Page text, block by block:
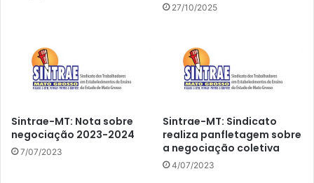
27/10/2025
Sintrae-MT: Nota sobre
negociação 2023-2024
7/07/2023
Sintrae-MT: Sindicato
realiza panfletagem sobre
a negociação coletiva
4/07/2023